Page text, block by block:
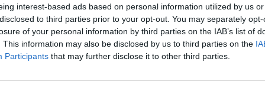
interest-based ads based on personal information utilized by us
to third parties prior to your opt-out. You may separately
of your personal information by third parties on the IAB’s list of
This information may also be disclosed by us to third parties on the
Participants that may further disclose it to other third parties.